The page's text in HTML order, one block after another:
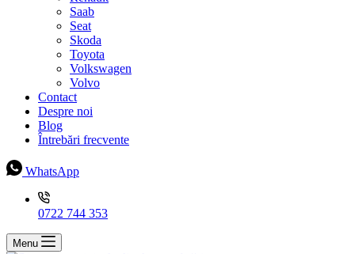
Saab
Seat
Skoda
Toyota
Volkswagen
Volvo
Contact
Despre noi
Blog
Întrebări frecvente
WhatsApp
0722 744 353
Menu